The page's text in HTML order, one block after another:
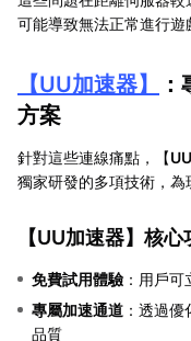
可能導致無法正常進行遊
【UU加速器】
方案
針對這些連線痛點，【
獨家研發的多項技術，為
【UU加速器】核心
免費試用體驗 ：用戶
專屬加速通道 ：透過
品質